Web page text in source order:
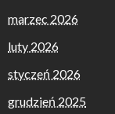
marzec 2026
luty 2026
styczeń 2026
grudzień 2025